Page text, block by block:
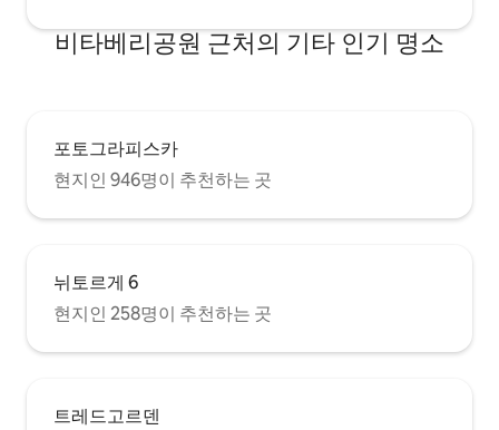
비타베리공원 근처의 기타 인기 명소
포토그라피스카
현지인 946명이 추천하는 곳
뉘토르게 6
현지인 258명이 추천하는 곳
트레드고르덴